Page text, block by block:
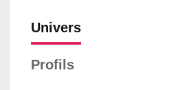
Univers
Profils